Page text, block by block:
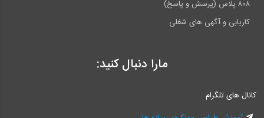
۸۰۸ پلاس (پرسش و پاسخ)
کاریابی و آگهی های شغلی
مارا دنبال کنید:
کانال های تلگرام